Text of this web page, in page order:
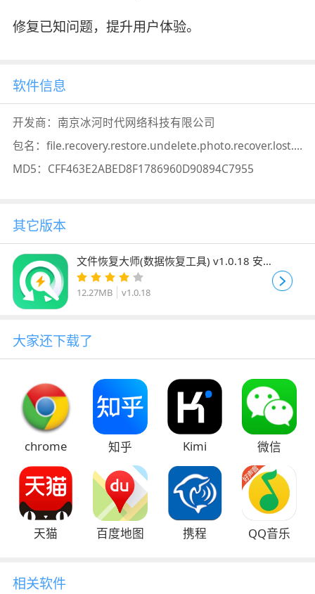
修复已知问题，提升用户体验。
软件信息
开发商： 南京冰河时代网络科技有限公司
包名： file.recovery.restore.undelete.photo.recover.lost.video.cn
MD5： CFF463E2ABED8F1786960D90894C7955
其它版本
文件恢复大师(数据恢复工具) v1.0.18 安
卓版
12.27MB v1.0.18
大家还下载了
chrome 知乎 Kimi 微信
天猫 百度地图 携程 QQ音乐
相关软件